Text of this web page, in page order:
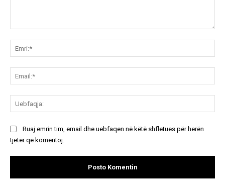
Ruaj emrin tim, email dhe uebfaqen në këtë shfletues për herën
tjetër që komentoj.